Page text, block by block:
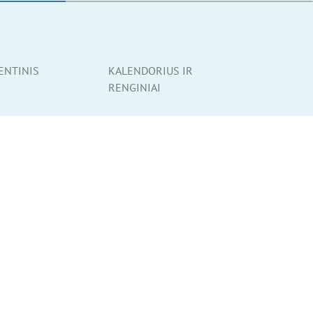
KALENDORIUS IR
RENGINIAI